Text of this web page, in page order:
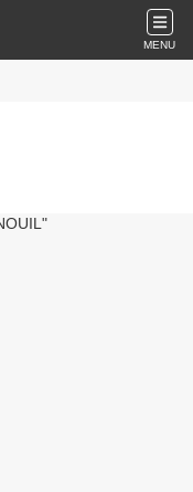
MENU